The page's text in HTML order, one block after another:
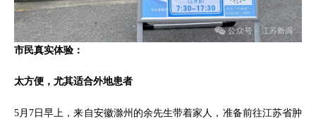
市民真实体验：
太方便，尤其适合外地患者
5月7日早上，来自安徽滁州的余先生带着家人，准备前往江苏省肿